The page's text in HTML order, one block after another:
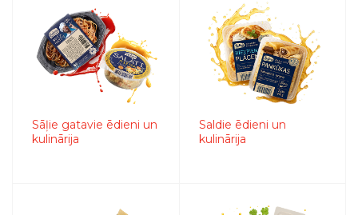
Sāļie gatavie ēdieni un
kulinārija
Saldie ēdieni un
kulinārija